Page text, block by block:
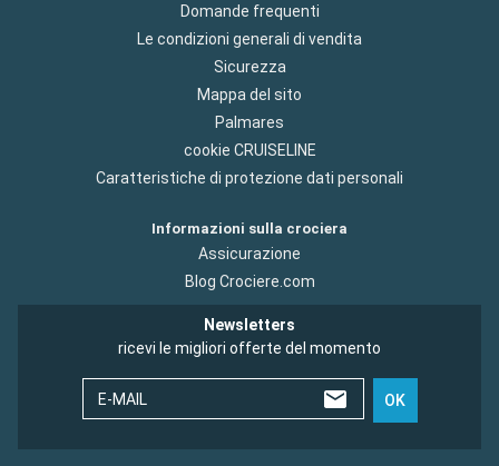
Domande frequenti
Le condizioni generali di vendita
Sicurezza
Mappa del sito
Palmares
cookie CRUISELINE
Caratteristiche di protezione dati personali
Informazioni sulla crociera
Assicurazione
Blog Crociere.com
Newsletters
ricevi le migliori offerte del momento
E-MAIL OK